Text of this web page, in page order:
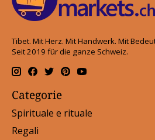
Tibet. Mit Herz. Mit Handwerk. Mit
Seit 2019 für die ganze Schweiz.
Categorie
Spirituale e rituale
Regali